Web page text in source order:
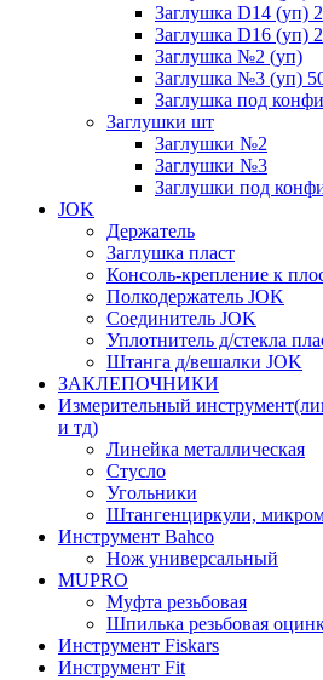
Заглушка D14 (уп)
Заглушка D16 (уп)
Заглушка №2 (уп)
Заглушка №3 (уп)
Заглушка под
Заглушки шт
Заглушки №2
Заглушки №3
Заглушки под
JOK
Держатель
Заглушка пласт
Консоль-крепление к
Полкодержатель JOK
Соединитель JOK
Уплотнитель д/стекла
Штанга д/вешалки JOK
ЗАКЛЕПОЧНИКИ
Измерительный
и тд)
Линейка металлическая
Стусло
Угольники
Штангенциркули,
Инструмент Bahco
Нож универсальный
MUPRO
Муфта резьбовая
Шпилька резьбовая
Инструмент Fiskars
Инструмент Fit